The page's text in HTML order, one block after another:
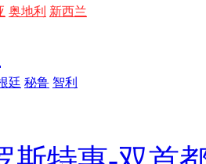
奥地利 新西兰
廷 秘鲁 智利